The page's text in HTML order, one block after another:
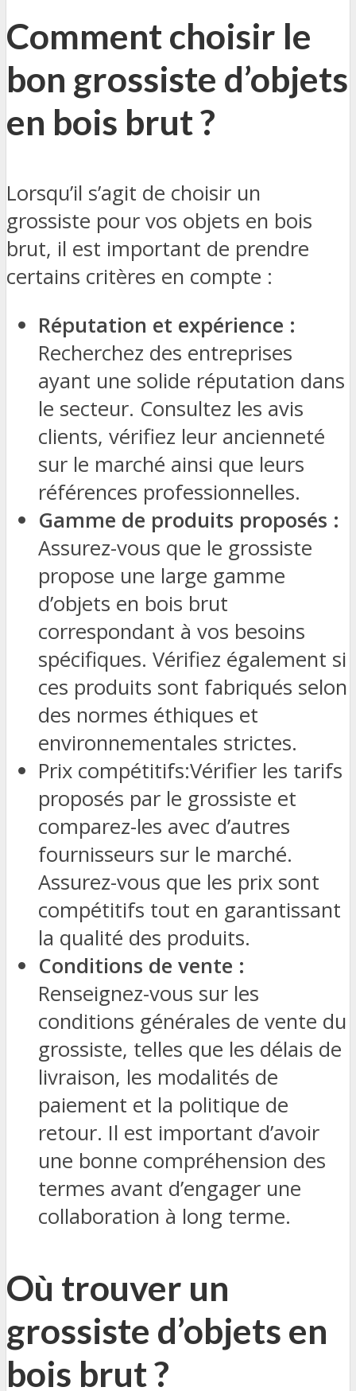
Comment choisir le
bon grossiste d’objets
en bois brut ?
Lorsqu’il s’agit de choisir un
grossiste pour vos objets en bois
brut, il est important de prendre
certains critères en compte :
Réputation et expérience :
Recherchez des entreprises
ayant une solide réputation dans
le secteur. Consultez les avis
clients, vérifiez leur ancienneté
sur le marché ainsi que leurs
références professionnelles.
Gamme de produits proposés :
Assurez-vous que le grossiste
propose une large gamme
d’objets en bois brut
correspondant à vos besoins
spécifiques. Vérifiez également si
ces produits sont fabriqués selon
des normes éthiques et
environnementales strictes.
Prix compétitifs:Vérifier les tarifs
proposés par le grossiste et
comparez-les avec d’autres
fournisseurs sur le marché.
Assurez-vous que les prix sont
compétitifs tout en garantissant
la qualité des produits.
Conditions de vente :
Renseignez-vous sur les
conditions générales de vente du
grossiste, telles que les délais de
livraison, les modalités de
paiement et la politique de
retour. Il est important d’avoir
une bonne compréhension des
termes avant d’engager une
collaboration à long terme.
Où trouver un
grossiste d’objets en
bois brut ?